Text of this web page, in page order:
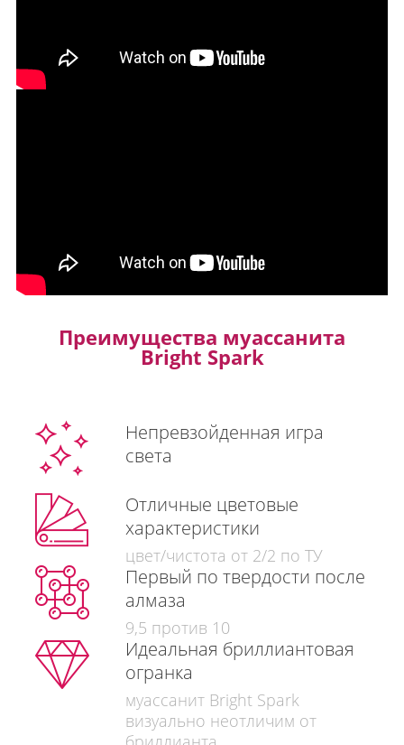
Преимущества муассанита
Bright Spark
Непревзойденная игра
света
Отличные цветовые
характеристики
цвет/чистота от 2/2 по ТУ
Первый по твердости после
алмаза
9,5 против 10
Идеальная бриллиантовая
огранка
муассанит Bright Spark
визуально неотличим от